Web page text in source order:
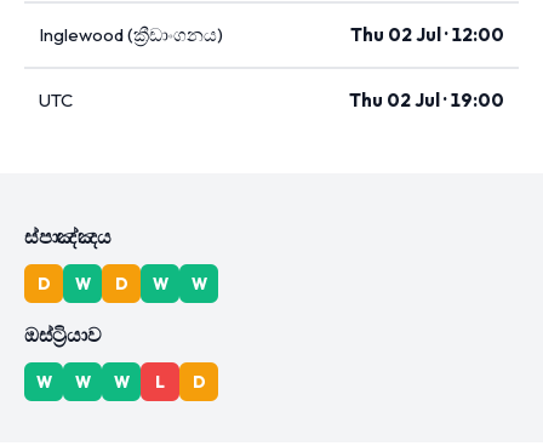
Inglewood (ක්‍රීඩාංගනය) Thu 02 Jul · 12:00
UTC Thu 02 Jul · 19:00
ස්පාඤ්ඤය
D W D W W
ඔස්ට්‍රියාව
W W W L D